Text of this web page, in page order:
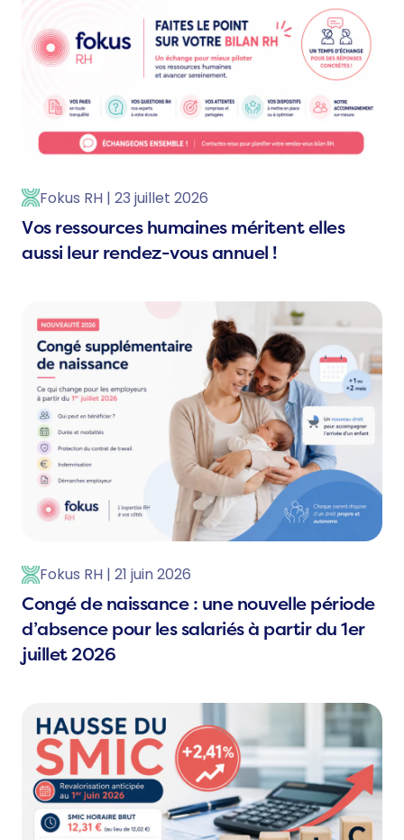
Fokus RH | 23 juillet 2026
Vos ressources humaines méritent elles
aussi leur rendez-vous annuel !
Fokus RH | 21 juin 2026
Congé de naissance : une nouvelle période
d’absence pour les salariés à partir du 1er
juillet 2026